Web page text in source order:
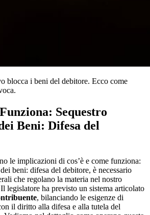
blocca i beni del debitore. Ecco come
Sequestro
Beni: Difesa del
le implicazioni di cos’è e come funziona:
beni: difesa del debitore, è necessario
che regolano la materia nel nostro
legislatore ha previsto un sistema articolato
, bilanciando le esigenze di
il diritto alla difesa e alla tutela del